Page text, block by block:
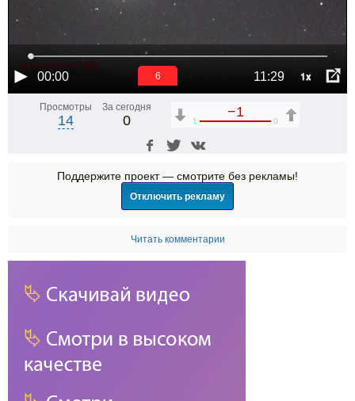
00:00 11:29 1x
6
Просмотры
14
За сегодня
0
−1
1 0
Поддержите проект — смотрите без рекламы!
Отключить рекламу
Читать комментарии